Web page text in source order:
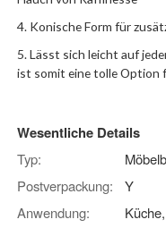
4. Konische Form für
5. Lässt sich leicht auf
ist somit eine tolle Option
Wesentliche Details
Typ:
Postverpackung:
Y
Anwendung: